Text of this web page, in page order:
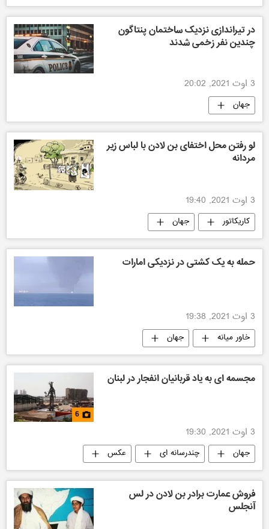
در تیراندازی نزدیک ساختمان پنتاگون
چندین نفر زخمی شدند
3 اوت 2021, 20:02
جهان
لو رفتن محل اختفای بن لادن با لباس زیر
مردانه
3 اوت 2021, 19:40
کاریکاتور جهان
حمله به یک کشتی در نزدیکی امارات
3 اوت 2021, 19:38
خاور میانه جهان
مجسمه ای به یاد قربانیان انفجار در لبنان
6
3 اوت 2021, 19:30
جهان چندرسانه ای عکس
فروش عمارت برادر بن لادن در لس
آنجلس